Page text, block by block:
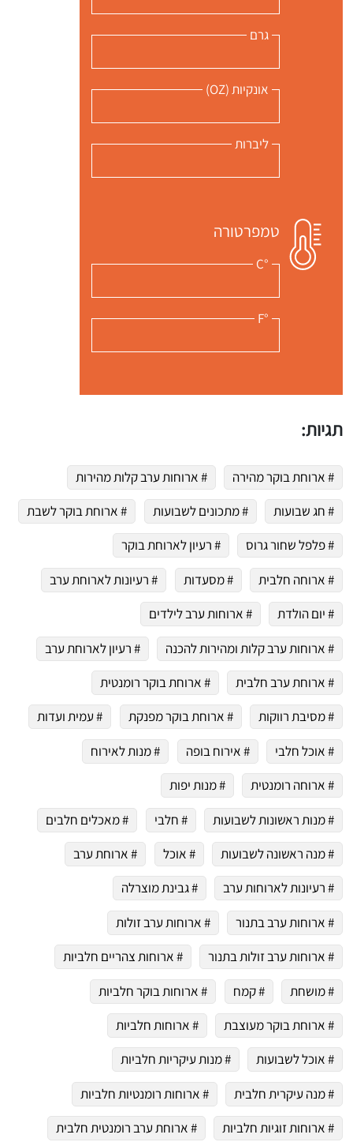
שלי "פודיק" כמנויים עוד היום!
כמנויים ותלחצו על הפעמון תקבלו התראה לטלפון הנייד ברגע שעולה מתכון חדש לערוץ,
גרם
אונקיות (OZ)
ליברות
טמפרטורה
°C
°F
תגיות:
# ארוחת בוקר מהירה
# ארוחות ערב קלות מהירות
# חג שבועות
# מתכונים לשבועות
# ארוחת בוקר לשבת
# פלפל שחור גרוס
# רעיון לארוחת בוקר
# ארוחה חלבית
# מסעדות
# רעיונות לארוחת ערב
# יום הולדת
# ארוחות ערב לילדים
# ארוחות ערב קלות ומהירות להכנה
# רעיון לארוחת ערב
# ארוחת ערב חלבית
# ארוחת בוקר רומנטית
# מסיבת רווקות
# ארוחת בוקר מפנקת
# עמית ועדות
# אוכל חלבי
# אירוח בופה
# מנות לאירוח
# ארוחה רומנטית
# מנות יפות
# מנות ראשונות לשבועות
# חלבי
# מאכלים חלבים
# מנה ראשונה לשבועות
# אוכל
# ארוחת ערב
# רעיונות לארוחות ערב
# גבינת מוצרלה
# ארוחות ערב בתנור
# ארוחות ערב זולות
# ארוחות ערב זולות בתנור
# ארוחות צהריים חלביות
# מושחת
# קמח
# ארוחות בוקר חלביות
# ארוחת בוקר מעוצבת
# ארוחות חלביות
# אוכל לשבועות
# מנות עיקריות חלביות
# מנה עיקרית חלבית
# ארוחות רומנטיות חלביות
# ארוחות זוגיות חלביות
# ארוחת ערב רומנטית חלבית